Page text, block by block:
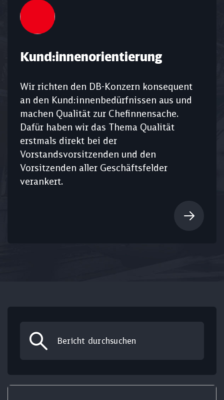
Kund:innenorientierung
Wir richten den DB-Konzern konsequent
an den Kund:innenbedürfnissen aus und
machen Qualität zur Chefinnensache.
Dafür haben wir das Thema Qualität
erstmals direkt bei der
Vorstandsvorsitzenden und den
Vorsitzenden aller Geschäftsfelder
verankert.